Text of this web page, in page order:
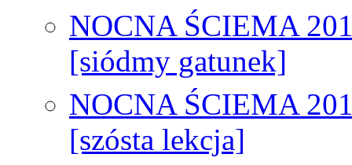
NOCNA ŚCIEMA
[siódmy gatunek]
NOCNA ŚCIEMA
[szósta lekcja]